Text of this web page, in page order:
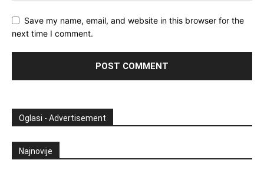
Save my name, email, and website in this browser for the
next time I comment.
Oglasi - Advertisement
Najnovije